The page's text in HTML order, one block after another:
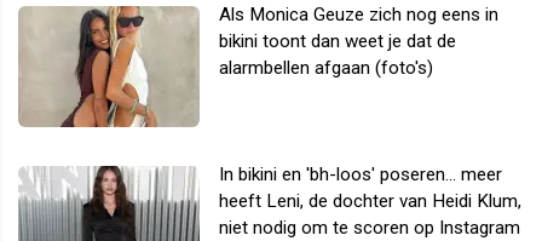
Als Monica Geuze zich nog eens in
bikini toont dan weet je dat de
alarmbellen afgaan (foto's)
In bikini en 'bh-loos' poseren... meer
heeft Leni, de dochter van Heidi Klum,
niet nodig om te scoren op Instagram